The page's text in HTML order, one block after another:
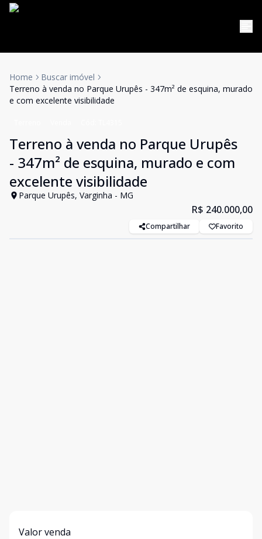
Home
Buscar imóvel
Terreno à venda no Parque Urupês - 347m² de esquina, murado
e com excelente visibilidade
Terreno à venda no Parque Urupês
- 347m² de esquina, murado e com
excelente visibilidade
Parque Urupês, Varginha - MG
R$ 240.000,00
Compartilhar Favorito
Valor venda